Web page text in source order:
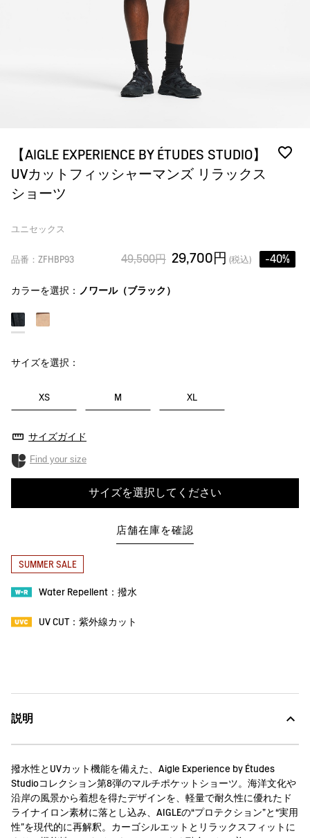
【AIGLE EXPERIENCE BY ÉTUDES STUDIO】
UVカットフィッシャーマンズ リラックス
ショーツ
ユニセックス
品番：ZFHBP93 49,500円 29,700円 (税込) -40%
カラーを選択： ノワール（ブラック）
サイズを選択：
XS M XL
サイズガイド
Find your size
サイズを選択してください
店舗在庫を確認
SUMMER SALE
Water Repellent：撥水
UV CUT：紫外線カット
説明
撥水性とUVカット機能を備えた、Aigle Experience by Études
Studioコレクション第8弾のマルチポケットショーツ。海洋文化や
沿岸の風景から着想を得たデザインを、軽量で耐久性に優れたド
ライナイロン素材に落とし込み、AIGLEの“プロテクション”と“実用
性”を現代的に再解釈。カーゴシルエットとリラックスフィットに